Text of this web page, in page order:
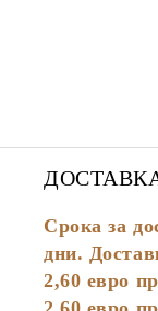
Срока за
дни.
2,60 евро